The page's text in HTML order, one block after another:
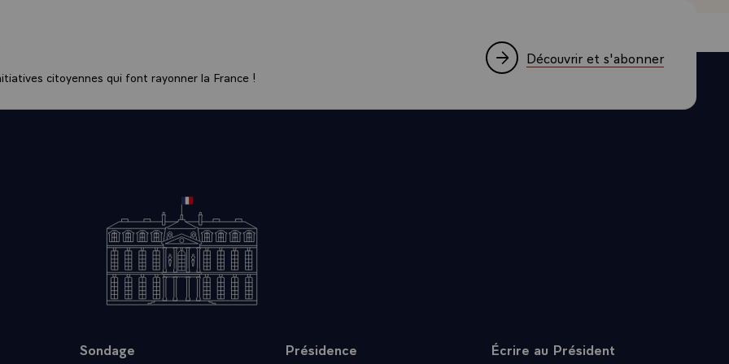
PARMI EUX DES ENFANTS DE NOTRE AGE, SERRES ET
REGARD ECRASE SUR LA VITRE, PENDANT LA TRAVERSEE DE
ENCORE TROP DECHIREE POUR QU'ILS OSENT S'EN SOUVENIR.
TORTUREE NOUS INVITE A LA HONTE ET AU SILENCE. AINSI QU'AU
CETTE MISE EN_GARDE DE BERTOLD BRECHT "LE VENTRE EST
D'OU A SURGI LA CHOSE IMMONDE"\
EXTERIEURE ` RELATIONS FRANCO - POLONAISES` SI NOUS
ICI ENSEMBLE, MONSIEUR LE PREMIER SECRETAIRE DU PARTI
NOUS RAPPROCHE, ET QUE JE VAIS TENTER DE VOUS DIRE. CE QUI
citoyennes qui font rayonner la France !
Découvrir et s'abonner
Sondage Présidence Écrire au Président